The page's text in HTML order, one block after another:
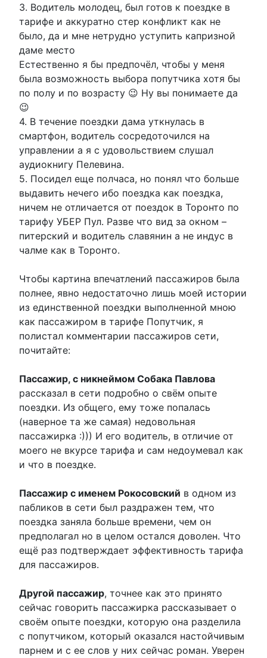
3. Водитель молодец, был готов к поездке в
тарифе и аккуратно стер конфликт как не
было, да и мне нетрудно уступить капризной
даме место
Естественно я бы предпочёл, чтобы у меня
была возможность выбора попутчика хотя бы
по полу и по возрасту 😉 Ну вы понимаете да
😉
4. В течение поездки дама уткнулась в
смартфон, водитель сосредоточился на
управлении а я с удовольствием слушал
аудиокнигу Пелевина.
5. Посидел еще полчаса, но понял что больше
выдавить нечего ибо поездка как поездка,
ничем не отличается от поездок в Торонто по
тарифу УБЕР Пул. Разве что вид за окном –
питерский и водитель славянин а не индус в
чалме как в Торонто.
Чтобы картина впечатлений пассажиров была
полнее, явно недостаточно лишь моей истории
из единственной поездки выполненной мною
как пассажиром в тарифе Попутчик, я
полистал комментарии пассажиров сети,
почитайте:
Пассажир, с никнеймом Собака Павлова
рассказал в сети подробно о свём опыте
поездки. Из общего, ему тоже попалась
(наверное та же самая) недовольная
пассажирка :))) И его водитель, в отличие от
моего не вкурсе тарифа и сам недоумевал как
и что в поездке.
Пассажир с именем Рокосовский в одном из
пабликов в сети был раздражен тем, что
поездка заняла больше времени, чем он
предполагал но в целом остался доволен. Что
ещё раз подтверждает эффективность тарифа
для пассажиров.
Другой пассажир, точнее как это принято
сейчас говорить пассажирка рассказывает о
своём опыте поездки, которую она разделила
с попутчиком, который оказался настойчивым
парнем и с ее слов у них сейчас роман. Уверен